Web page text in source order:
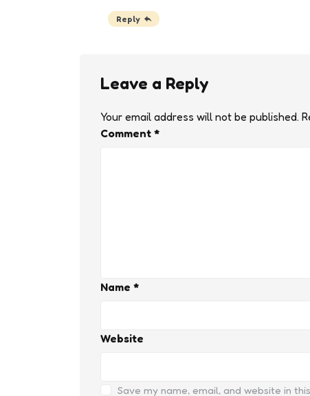
Reply
Leave a Reply
Your email address will not be published.
Comment *
Name *
Website
Save my name, email, and website in